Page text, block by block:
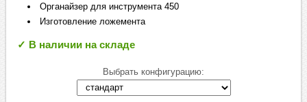
Органайзер для инструмента 450
Изготовление ложемента
✓ В наличии на складе
Выбрать конфигурацию: